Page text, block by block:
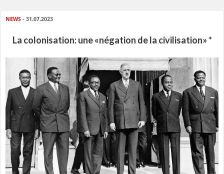
NEWS - 31.07.2023
La colonisation: une «négation de la civilisation» *